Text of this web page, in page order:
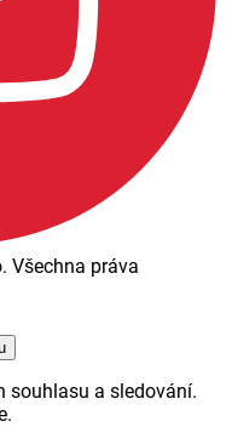
Všechna práva
souhlasu a sledování.